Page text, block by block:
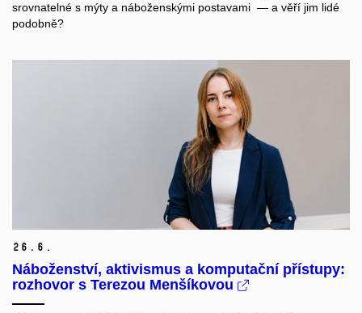
srovnatelné s mýty a náboženskými postavami — a věří jim lidé
podobně?
26. 6.
Náboženství, aktivismus a komputační přístupy:
rozhovor s Terezou Menšíkovou